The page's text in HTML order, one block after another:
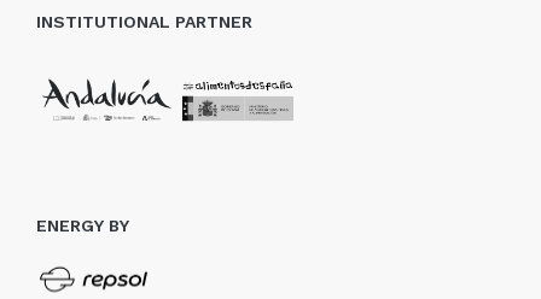
INSTITUTIONAL PARTNER
ENERGY BY